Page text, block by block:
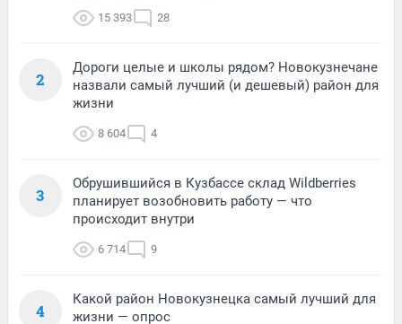
15 393 28
2
Дороги целые и школы рядом? Новокузнечане
назвали самый лучший (и дешевый) район для
жизни
8 604 4
3
Обрушившийся в Кузбассе склад Wildberries
планирует возобновить работу — что
происходит внутри
6 714 9
4
Какой район Новокузнецка самый лучший для
жизни — опрос